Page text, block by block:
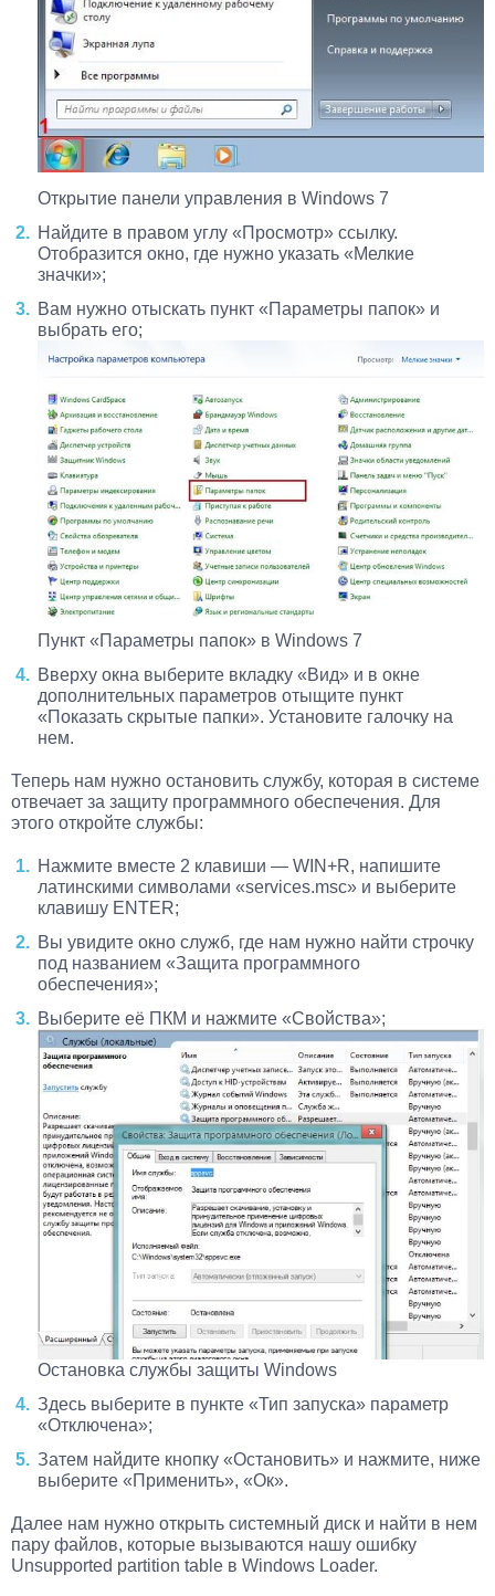
Открытие панели управления в Windows 7
Найдите в правом углу «Просмотр» ссылку.
Отобразится окно, где нужно указать «Мелкие
значки»;
Вам нужно отыскать пункт «Параметры папок» и
выбрать его;
Пункт «Параметры папок» в Windows 7
Вверху окна выберите вкладку «Вид» и в окне
дополнительных параметров отыщите пункт
«Показать скрытые папки». Установите галочку на
нем.
Теперь нам нужно остановить службу, которая в системе
отвечает за защиту программного обеспечения. Для
этого откройте службы:
Нажмите вместе 2 клавиши — WIN+R, напишите
латинскими символами «services.msc» и выберите
клавишу ENTER;
Вы увидите окно служб, где нам нужно найти строчку
под названием «Защита программного
обеспечения»;
Выберите её ПКМ и нажмите «Свойства»;
Остановка службы защиты Windows
Здесь выберите в пункте «Тип запуска» параметр
«Отключена»;
Затем найдите кнопку «Остановить» и нажмите, ниже
выберите «Применить», «Ок».
Далее нам нужно открыть системный диск и найти в нем
пару файлов, которые вызываются нашу ошибку
Unsupported partition table в Windows Loader.